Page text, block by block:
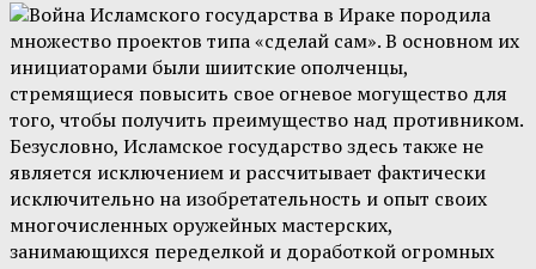
Война Исламского государства в Ираке породила
множество проектов типа «сделай сам». В основном их
инициаторами были шиитские ополченцы,
стремящиеся повысить свое огневое могущество для
того, чтобы получить преимущество над противником.
Безусловно, Исламское государство здесь также не
является исключением и рассчитывает фактически
исключительно на изобретательность и опыт своих
многочисленных оружейных мастерских,
занимающихся переделкой и доработкой огромных